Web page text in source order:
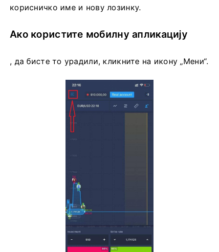
корисничко име и нову лозинку.
Ако користите мобилну апликацију
, да бисте то урадили, кликните на икону „Мени“.